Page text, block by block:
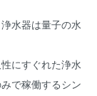
水器は量子の水
にすぐれた浄水
で稼働するシン